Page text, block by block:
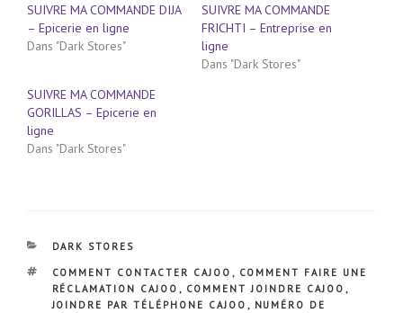
SUIVRE MA COMMANDE DIJA
– Epicerie en ligne
Dans "Dark Stores"
SUIVRE MA COMMANDE
FRICHTI – Entreprise en
ligne
Dans "Dark Stores"
SUIVRE MA COMMANDE
GORILLAS – Epicerie en
ligne
Dans "Dark Stores"
CATÉGORIES
DARK STORES
ÉTIQUETTES
COMMENT CONTACTER CAJOO , COMMENT FAIRE UNE
RÉCLAMATION CAJOO , COMMENT JOINDRE CAJOO ,
JOINDRE PAR TÉLÉPHONE CAJOO , NUMÉRO DE